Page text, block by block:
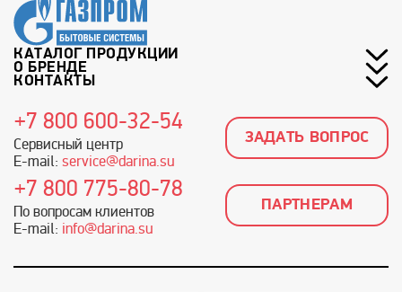
КАТАЛОГ ПРОДУКЦИИ
О БРЕНДЕ
КОНТАКТЫ
+7 800 600-32-54
Сервисный центр
E-mail: service@darina.su
ЗАДАТЬ ВОПРОС
+7 800 775-80-78
По вопросам клиентов
E-mail: info@darina.su
ПАРТНЕРАМ